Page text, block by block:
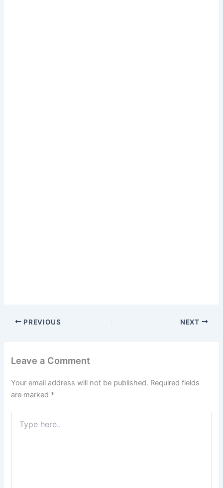
PREVIOUS NEXT
Leave a Comment
Your email address will not be published. Required fields
are marked *
here..